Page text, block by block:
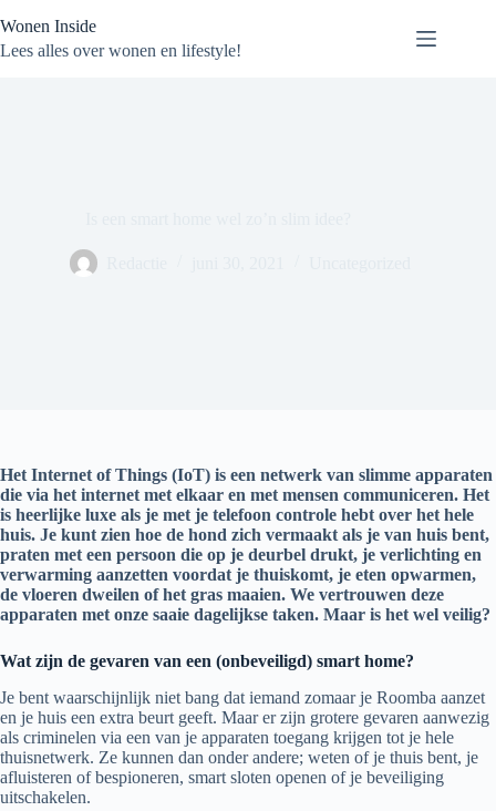
naar
de
Wonen Inside
Lees alles over wonen en lifestyle!
Het Internet of Things (IoT) is een netwerk van slimme apparaten
die via het internet met elkaar en met mensen communiceren. Het
is heerlijke luxe als je met je telefoon controle hebt over het hele
huis. Je kunt zien hoe de hond zich vermaakt als je van huis bent,
praten met een persoon die op je deurbel drukt, je verlichting en
verwarming aanzetten voordat je thuiskomt, je eten opwarmen,
de vloeren dweilen of het gras maaien. We vertrouwen deze
apparaten met onze saaie dagelijkse taken. Maar is het wel veilig?
Wat zijn de gevaren van een (onbeveiligd) smart home?
Je bent waarschijnlijk niet bang dat iemand zomaar je Roomba aanzet
en je huis een extra beurt geeft. Maar er zijn grotere gevaren aanwezig
als criminelen via een van je apparaten toegang krijgen tot je hele
thuisnetwerk. Ze kunnen dan onder andere; weten of je thuis bent, je
afluisteren of bespioneren, smart sloten openen of je beveiliging
uitschakelen.